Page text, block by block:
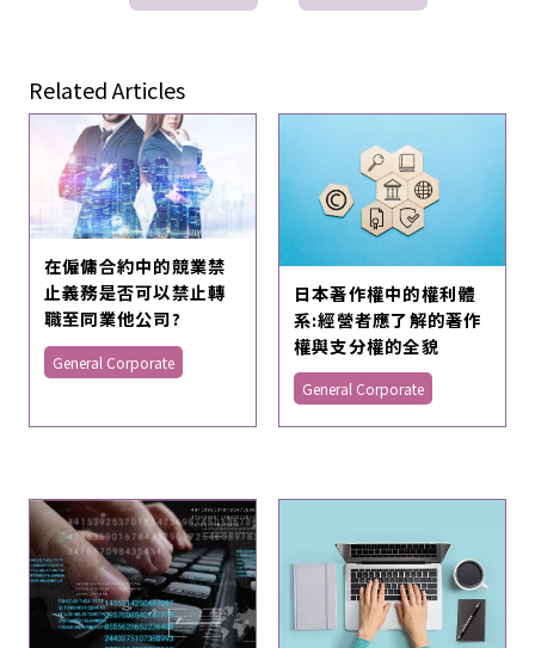
Related Articles
在僱傭合約中的競業禁
止義務是否可以禁止轉
職至同業他公司?
General Corporate
日本著作權中的權利體
系:經營者應了解的著作
權與支分權的全貌
General Corporate